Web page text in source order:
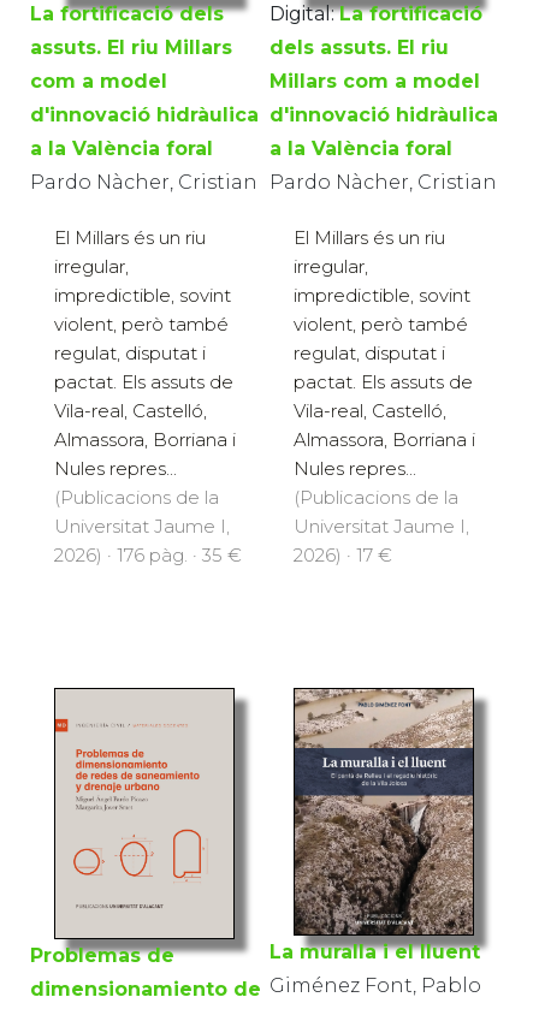
La fortificació dels
assuts. El riu Millars
com a model
d'innovació hidràulica
a la València foral
Pardo Nàcher, Cristian
El Millars és un riu
irregular,
impredictible, sovint
violent, però també
regulat, disputat i
pactat. Els assuts de
Vila-real, Castelló,
Almassora, Borriana i
Nules repres...
(Publicacions de la
Universitat Jaume I,
2026) · 176 pàg. · 35 €
Digital: La fortificació
dels assuts. El riu
Millars com a model
d'innovació hidràulica
a la València foral
Pardo Nàcher, Cristian
El Millars és un riu
irregular,
impredictible, sovint
violent, però també
regulat, disputat i
pactat. Els assuts de
Vila-real, Castelló,
Almassora, Borriana i
Nules repres...
(Publicacions de la
Universitat Jaume I,
2026) · 17 €
Problemas de
dimensionamiento de
La muralla i el lluent
Giménez Font, Pablo